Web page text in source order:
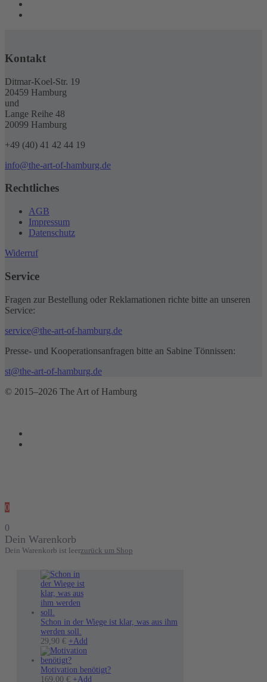
Kontakt
Ditmar-Koel-Str. 19
20459 Hamburg
und
Lange Reihe 48
20099 Hamburg
+49 (40) 41 42 44 19
info@the-art-of-hamburg.de
Rechtliches
AGB
Impressum
Datenschutz
Widerruf
Service
Fragen zur Bestellung oder Reklamationen richte bitte an unseren
Service:
service@the-art-of-hamburg.de
Presse- und Kooperationsanfragen bitte an Sabine Tönnissen:
st@the-art-of-hamburg.de
© 2015–2026 The Art of Hamburg
0
0
Dein Warenkorb
Dein Warenkorb ist leerzurück um Shop
Schon in der Wiege ist klar, was aus ihm
werden soll.
29,90 € +Add
mehrere
Varianten
Motivation benötigt?
169,00 € +Add